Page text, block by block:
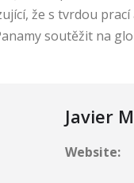
že s tvrdou
soutěžit na
Javier
Website: